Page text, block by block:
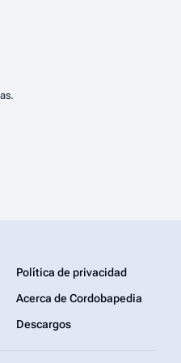
Política de privacidad
Acerca de Cordobapedia
Descargos